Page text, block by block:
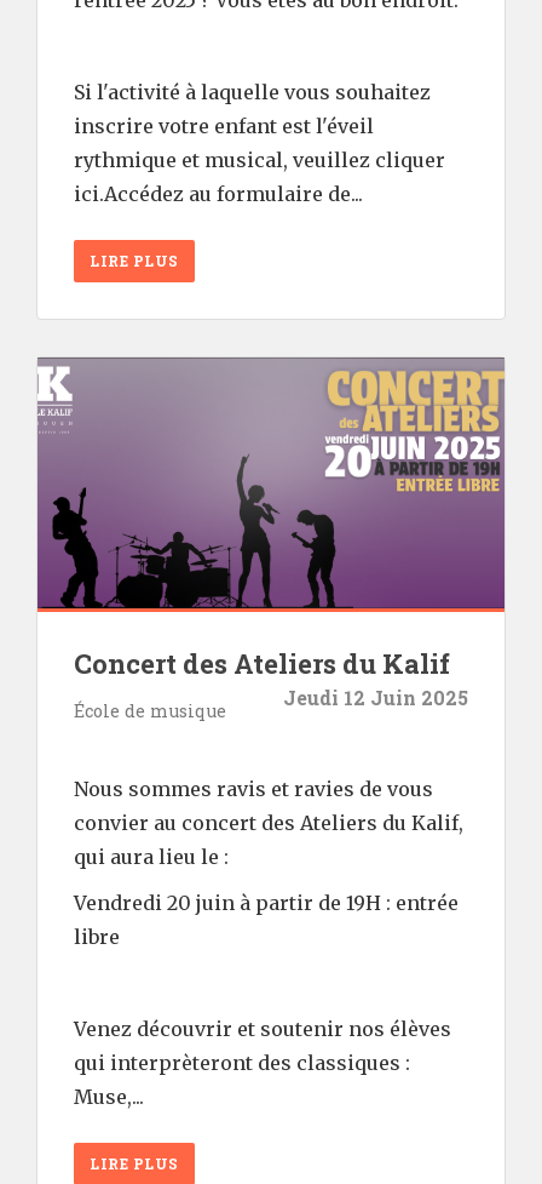
Si l'activité à laquelle vous souhaitez
inscrire votre enfant est l'éveil
rythmique et musical, veuillez cliquer
ici.Accédez au formulaire de...
LIRE PLUS
Concert des Ateliers du Kalif
École de musique
Jeudi 12 Juin 2025
Nous sommes ravis et ravies de vous
convier au concert des Ateliers du Kalif,
qui aura lieu le :
Vendredi 20 juin à partir de 19H : entrée
libre
Venez découvrir et soutenir nos élèves
qui interprèteront des classiques :
Muse,...
LIRE PLUS